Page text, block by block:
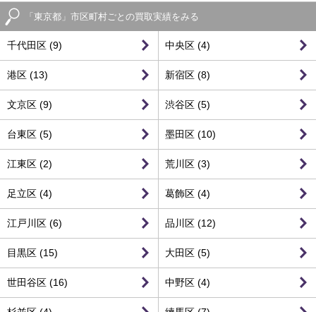
「東京都」市区町村ごとの買取実績をみる
千代田区 (9) 中央区 (4)
港区 (13) 新宿区 (8)
文京区 (9) 渋谷区 (5)
台東区 (5) 墨田区 (10)
江東区 (2) 荒川区 (3)
足立区 (4) 葛飾区 (4)
江戸川区 (6) 品川区 (12)
目黒区 (15) 大田区 (5)
世田谷区 (16) 中野区 (4)